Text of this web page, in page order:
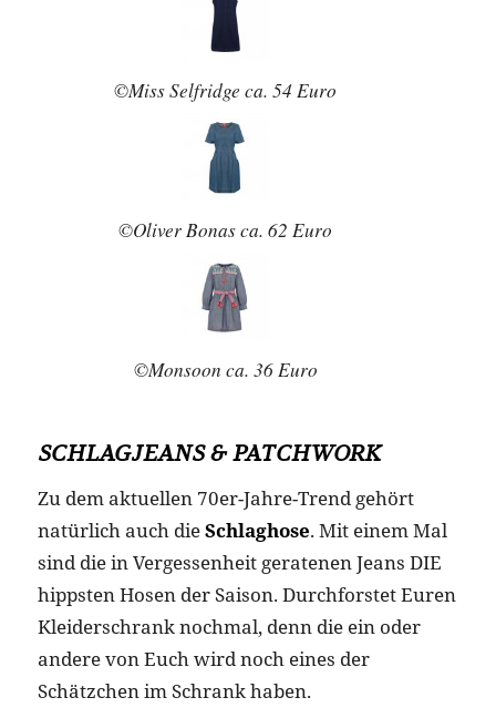
©Miss Selfridge ca. 54 Euro
©Oliver Bonas ca. 62 Euro
©Monsoon ca. 36 Euro
SCHLAGJEANS & PATCHWORK
Zu dem aktuellen 70er-Jahre-Trend gehört
natürlich auch dieSchlaghose. Mit einem Mal
sind die in Vergessenheit geratenen Jeans DIE
hippsten Hosen der Saison. Durchforstet Euren
Kleiderschrank nochmal, denn die ein oder
andere von Euch wird noch eines der
Schätzchen im Schrank haben.